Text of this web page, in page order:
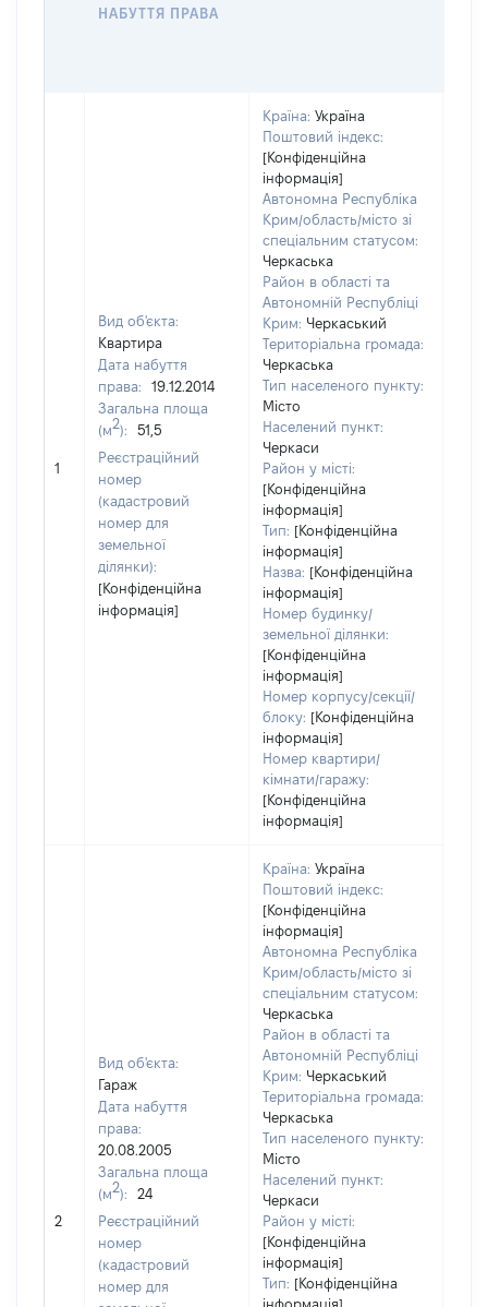
НАБУТТЯ ПРАВА
1
Вид об'єкта:
Квартира
Дата набуття
права:
19.12.2014
Загальна площа
(м2):
51,5
Реєстраційний
номер
(кадастровий
номер для
земельної
ділянки):
[Конфіденційна
інформація]
Країна: Україна
Поштовий індекс:
[Конфіденційна
інформація]
Автономна Республіка
Крим/область/місто зі
спеціальним статусом:
Черкаська
Район в області та
Автономній Республіці
Крим: Черкаський
Територіальна громада:
Черкаська
Тип населеного пункту:
Місто
Населений пункт:
Черкаси
Район у місті:
[Конфіденційна
інформація]
Тип: [Конфіденційна
інформація]
Назва: [Конфіденційна
інформація]
Номер будинку/
земельної ділянки:
[Конфіденційна
інформація]
Номер корпусу/секції/
блоку: [Конфіденційна
інформація]
Номер квартири/
кімнати/гаражу:
[Конфіденційна
інформація]
2
Вид об'єкта:
Гараж
Дата набуття
права:
20.08.2005
Загальна площа
(м2):
24
Реєстраційний
номер
(кадастровий
номер для
Країна: Україна
Поштовий індекс:
[Конфіденційна
інформація]
Автономна Республіка
Крим/область/місто зі
спеціальним статусом:
Черкаська
Район в області та
Автономній Республіці
Крим: Черкаський
Територіальна громада:
Черкаська
Тип населеного пункту:
Місто
Населений пункт:
Черкаси
Район у місті:
[Конфіденційна
інформація]
Тип: [Конфіденційна
інформація]